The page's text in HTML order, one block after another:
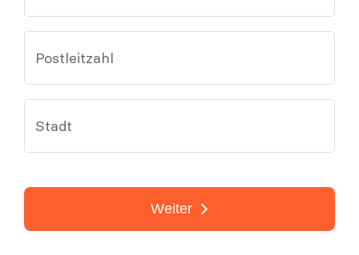
Postleitzahl
Stadt
Weiter